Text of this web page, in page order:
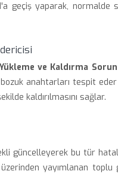
geçiş yaparak, normalde
ve Kaldırma
anahtarları tespit eder
kaldırılmasını sağlar.
güncelleyerek bu tür
üzerinden yayımlanan toplu